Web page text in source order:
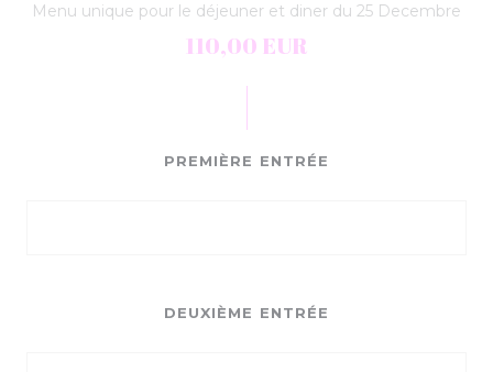
Menu unique pour le déjeuner et diner du 25 Decembre
110,00 EUR
PREMIÈRE ENTRÉE
DEUXIÈME ENTRÉE